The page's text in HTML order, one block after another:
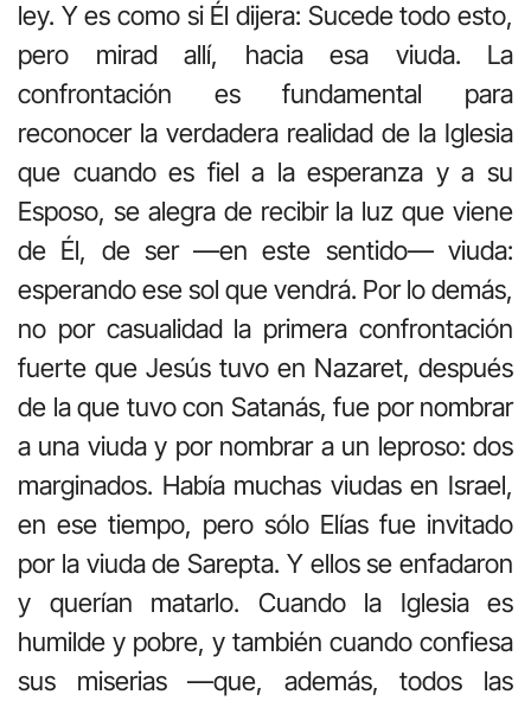
ley. Y es como si Él dijera: Sucede todo esto,
pero mirad allí, hacia esa viuda. La
confrontación es fundamental para
reconocer la verdadera realidad de la Iglesia
que cuando es fiel a la esperanza y a su
Esposo, se alegra de recibir la luz que viene
de Él, de ser —en este sentido— viuda:
esperando ese sol que vendrá. Por lo demás,
no por casualidad la primera confrontación
fuerte que Jesús tuvo en Nazaret, después
de la que tuvo con Satanás, fue por nombrar
a una viuda y por nombrar a un leproso: dos
marginados. Había muchas viudas en Israel,
en ese tiempo, pero sólo Elías fue invitado
por la viuda de Sarepta. Y ellos se enfadaron
y querían matarlo. Cuando la Iglesia es
humilde y pobre, y también cuando confiesa
sus miserias —que, además, todos las